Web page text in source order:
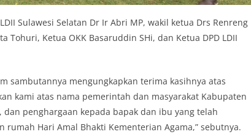
Sulawesi Selatan Dr Ir Abri MP, wakil ketua Drs Renreng
Tohuri, Ketua OKK Basaruddin SHi, dan Ketua DPD LDII
sambutannya mengungkapkan terima kasihnya atas
kami atas nama pemerintah dan masyarakat Kabupaten
penghargaan kepada bapak dan ibu yang telah
Hari Amal Bhakti Kementerian Agama,” sebutnya.